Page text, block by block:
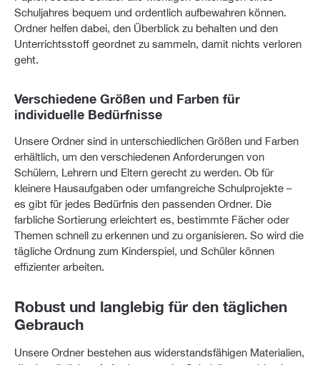
Schuljahres bequem und ordentlich aufbewahren können.
Ordner helfen dabei, den Überblick zu behalten und den
Unterrichtsstoff geordnet zu sammeln, damit nichts verloren
geht.
Verschiedene Größen und Farben für
individuelle Bedürfnisse
Unsere Ordner sind in unterschiedlichen Größen und Farben
erhältlich, um den verschiedenen Anforderungen von
Schülern, Lehrern und Eltern gerecht zu werden. Ob für
kleinere Hausaufgaben oder umfangreiche Schulprojekte –
es gibt für jedes Bedürfnis den passenden Ordner. Die
farbliche Sortierung erleichtert es, bestimmte Fächer oder
Themen schnell zu erkennen und zu organisieren. So wird die
tägliche Ordnung zum Kinderspiel, und Schüler können
effizienter arbeiten.
Robust und langlebig für den täglichen
Gebrauch
Unsere Ordner bestehen aus widerstandsfähigen Materialien,